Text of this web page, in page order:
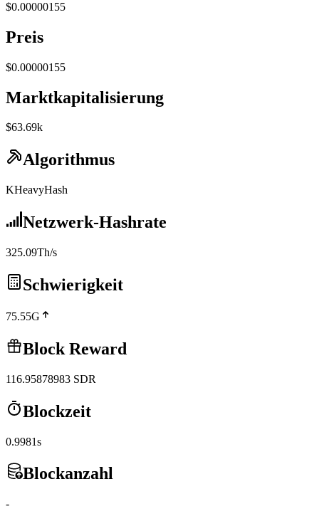
$0.00000155
Preis
$0.00000155
Marktkapitalisierung
$63.69k
Algorithmus
KHeavyHash
Netzwerk-Hashrate
325.09Th/s
Schwierigkeit
75.55G
Block Reward
116.95878983 SDR
Blockzeit
0.9981s
Blockanzahl
-